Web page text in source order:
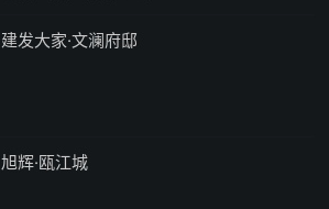
建发大家·文澜府邸
旭辉·瓯江城